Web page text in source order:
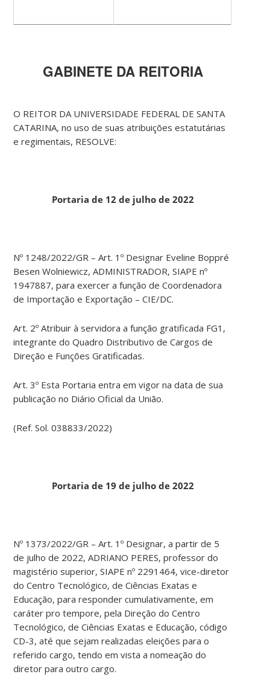
GABINETE DA REITORIA
O REITOR DA UNIVERSIDADE FEDERAL DE SANTA
CATARINA, no uso de suas atribuições estatutárias
e regimentais, RESOLVE:
Portaria de 12 de julho de 2022
Nº 1248/2022/GR – Art. 1º Designar Eveline Boppré
Besen Wolniewicz, ADMINISTRADOR, SIAPE nº
1947887, para exercer a função de Coordenadora
de Importação e Exportação – CIE/DC.
Art. 2º Atribuir à servidora a função gratificada FG1,
integrante do Quadro Distributivo de Cargos de
Direção e Funções Gratificadas.
Art. 3º Esta Portaria entra em vigor na data de sua
publicação no Diário Oficial da União.
(Ref. Sol. 038833/2022)
Portaria de 19 de julho de 2022
Nº 1373/2022/GR – Art. 1º Designar, a partir de 5
de julho de 2022, ADRIANO PERES, professor do
magistério superior, SIAPE nº 2291464, vice-diretor
do Centro Tecnológico, de Ciências Exatas e
Educação, para responder cumulativamente, em
caráter pro tempore, pela Direção do Centro
Tecnológico, de Ciências Exatas e Educação, código
CD-3, até que sejam realizadas eleições para o
referido cargo, tendo em vista a nomeação do
diretor para outro cargo.